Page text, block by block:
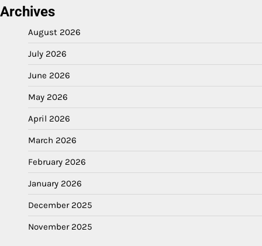
Archives
August 2026
July 2026
June 2026
May 2026
April 2026
March 2026
February 2026
January 2026
December 2025
November 2025